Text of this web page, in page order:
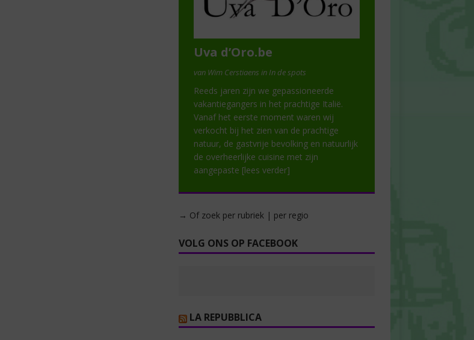
Uva d’Oro.be
van Wim Cerstiaens in In de spots
Reeds jaren zijn we gepassioneerde
vakantiegangers in het prachtige Italië.
Vanaf het eerste moment waren wij
verkocht bij het zien van de prachtige
natuur, de gastvrije bevolking en natuurlijk
de overheerlijke cuisine met zijn
aangepaste [lees verder]
→ Of zoek per rubriek | per regio
VOLG ONS OP FACEBOOK
LA REPUBBLICA